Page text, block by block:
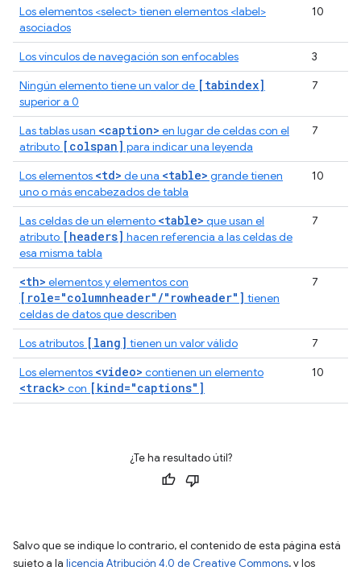
Los elementos <select> tienen elementos <label>
asociados
10
Los vínculos de navegación son enfocables
3
Ningún elemento tiene un valor de [tabindex]
superior a 0
7
Las tablas usan <caption> en lugar de celdas con el
atributo [colspan] para indicar una leyenda
7
Los elementos <td> de una <table> grande tienen
uno o más encabezados de tabla
10
Las celdas de un elemento <table> que usan el
atributo [headers] hacen referencia a las celdas de
esa misma tabla
7
<th> elementos y elementos con
[role="columnheader"/"rowheader"] tienen
celdas de datos que describen
7
Los atributos [lang] tienen un valor válido
7
Los elementos <video> contienen un elemento
<track> con [kind="captions"]
10
¿Te ha resultado útil?
Salvo que se indique lo contrario, el contenido de esta página está
sujeto a la licencia Atribución 4.0 de Creative Commons, y los